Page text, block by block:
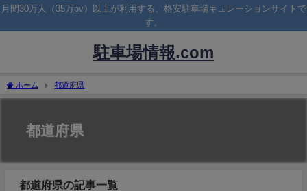
月間30万人（35万pv）以上が利用する、格安駐車場キュレーションサイトで
す。
駐車場情報.com
ホーム 都道府県
都道府県
都道府県の記事一覧